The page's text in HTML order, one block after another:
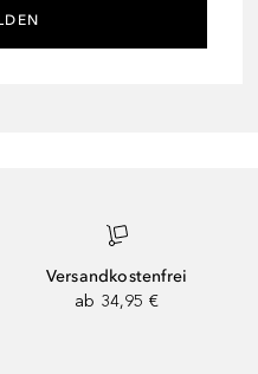
Versandkostenfrei
ab 34,95 €